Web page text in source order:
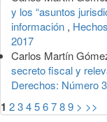
y los “asuntos
información ,
2017
Carlos Martín
secreto fiscal y
Derechos: Número
1 23456789 > >>